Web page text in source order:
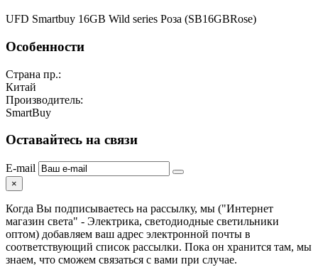
UFD Smartbuy 16GB Wild series Роза (SB16GBRose)
Особенности
Страна пр.:
Китай
Производитель:
SmartBuy
Оставайтесь на связи
E-mail
×
Когда Вы подписываетесь на рассылку, мы ("Интернет
магазин света" - Электрика, светодиодные светильники
оптом) добавляем ваш адрес электронной почты в
соответствующий список рассылки. Пока он хранится там, мы
знаем, что сможем связаться с вами при случае.